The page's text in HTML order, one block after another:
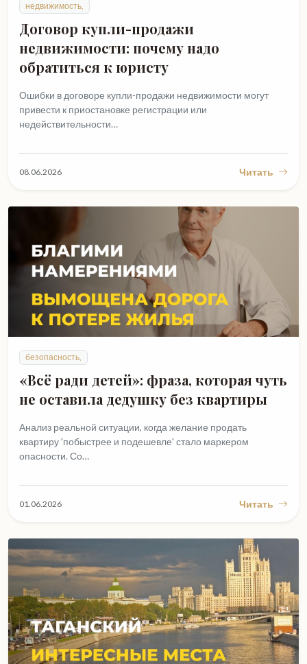
недвижимость,
Договор купли-продажи
недвижимости: почему надо
обратиться к юристу
Ошибки в договоре купли-продажи недвижимости могут
привести к приостановке регистрации или
недействительности…
08.06.2026 Читать
безопасность,
«Всё ради детей»: фраза, которая чуть
не оставила дедушку без квартиры
Анализ реальной ситуации, когда желание продать
квартиру 'побыстрее и подешевле' стало маркером
опасности. Со…
01.06.2026 Читать